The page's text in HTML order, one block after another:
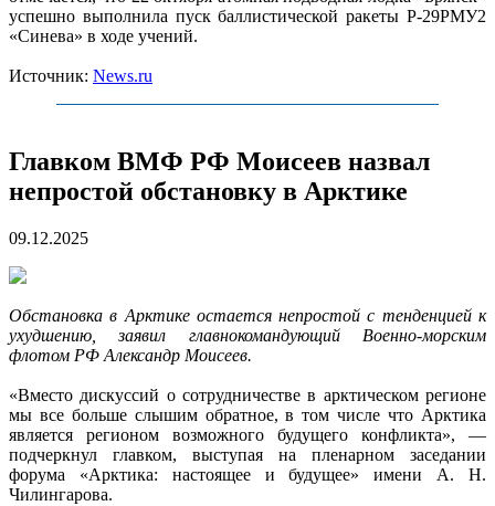
успешно выполнила пуск баллистической ракеты Р-29РМУ2
«Синева» в ходе учений.
Источник: News.ru
Главком ВМФ РФ Моисеев назвал
непростой обстановку в Арктике
09.12.2025
Обстановка в Арктике остается непростой с тенденцией к
ухудшению, заявил главнокомандующий Военно-морским
флотом РФ Александр Моисеев.
«Вместо дискуссий о сотрудничестве в арктическом регионе
мы все больше слышим обратное, в том числе что Арктика
является регионом возможного будущего конфликта», —
подчеркнул главком, выступая на пленарном заседании
форума «Арктика: настоящее и будущее» имени А. Н.
Чилингарова.